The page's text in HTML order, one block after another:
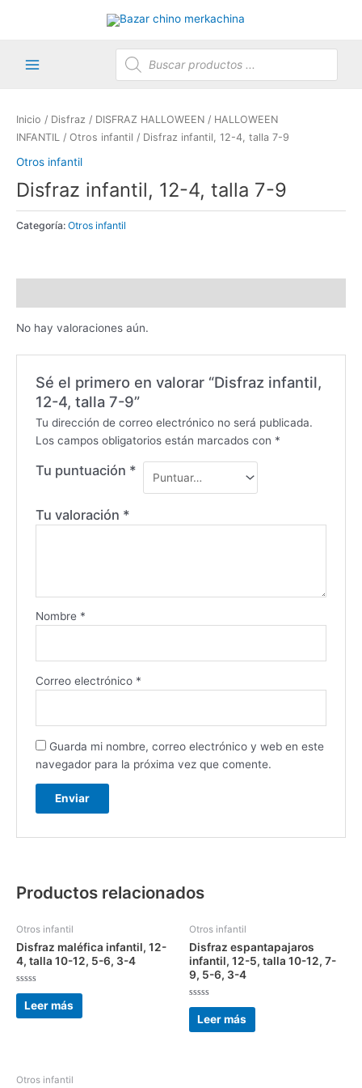
Búsqueda
de
productos
Inicio / Disfraz / DISFRAZ HALLOWEEN / HALLOWEEN
INFANTIL / Otros infantil / Disfraz infantil, 12-4, talla 7-9
Otros infantil
Disfraz infantil, 12-4, talla 7-9
Categoría: Otros infantil
No hay valoraciones aún.
Sé el primero en valorar “Disfraz infantil,
12-4, talla 7-9”
Tu dirección de correo electrónico no será publicada.
Los campos obligatorios están marcados con *
Tu puntuación *
Tu valoración *
Nombre *
Correo electrónico *
Guarda mi nombre, correo electrónico y web en este
navegador para la próxima vez que comente.
Productos relacionados
Otros infantil
Disfraz maléfica infantil, 12-
4, talla 10-12, 5-6, 3-4
Valorado
con
de
Leer más
Otros infantil
Disfraz espantapajaros
infantil, 12-5, talla 10-12, 7-
9, 5-6, 3-4
Valorado
con
de
Leer más
Otros infantil